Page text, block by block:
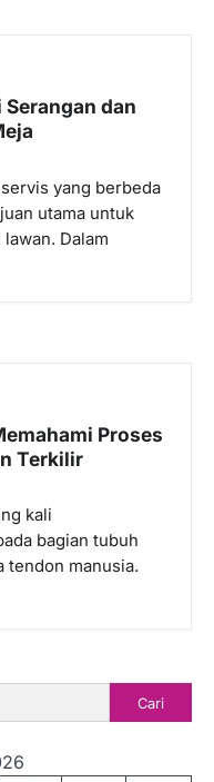
dan
yang berbeda
utama untuk
Dalam
Proses
Terkilir
kali
bagian tubuh
tendon manusia.
Cari